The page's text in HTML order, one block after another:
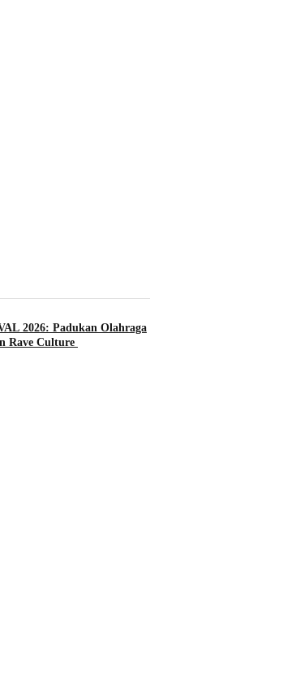
2026: Padukan Olahraga
Rave Culture